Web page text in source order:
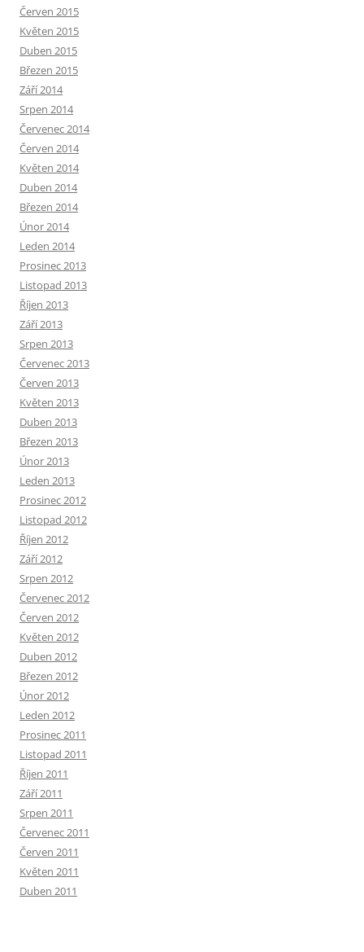
Červen 2015
Květen 2015
Duben 2015
Březen 2015
Září 2014
Srpen 2014
Červenec 2014
Červen 2014
Květen 2014
Duben 2014
Březen 2014
Únor 2014
Leden 2014
Prosinec 2013
Listopad 2013
Říjen 2013
Září 2013
Srpen 2013
Červenec 2013
Červen 2013
Květen 2013
Duben 2013
Březen 2013
Únor 2013
Leden 2013
Prosinec 2012
Listopad 2012
Říjen 2012
Září 2012
Srpen 2012
Červenec 2012
Červen 2012
Květen 2012
Duben 2012
Březen 2012
Únor 2012
Leden 2012
Prosinec 2011
Listopad 2011
Říjen 2011
Září 2011
Srpen 2011
Červenec 2011
Červen 2011
Květen 2011
Duben 2011